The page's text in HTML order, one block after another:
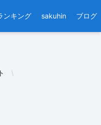
ンキング sakuhin ブログ